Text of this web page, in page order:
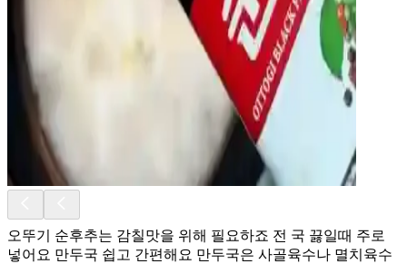
오뚜기 순후추는 감칠맛을 위해 필요하죠 전 국 끓일때 주로
넣어요 만두국 쉽고 간편해요 만두국은 사골육수나 멸치육수